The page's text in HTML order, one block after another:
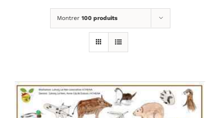
Montrer 100 produits